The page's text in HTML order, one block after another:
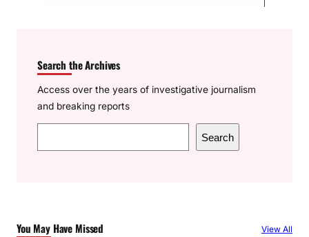
Search the Archives
Access over the years of investigative journalism
and breaking reports
e
h
Search
You May Have Missed View All